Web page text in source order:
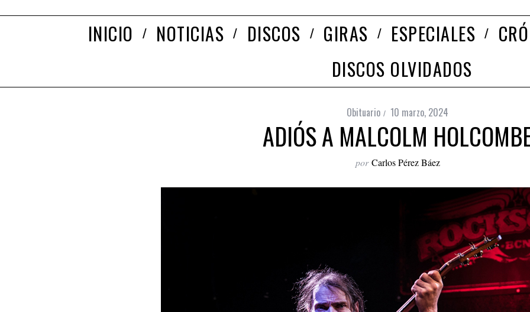
INICIO NOTICIAS DISCOS GIRAS ESPECIALES
DISCOS OLVIDADOS
Obituario 10 marzo, 2024
ADIÓS A MALCOLM
por Carlos Pérez Báez